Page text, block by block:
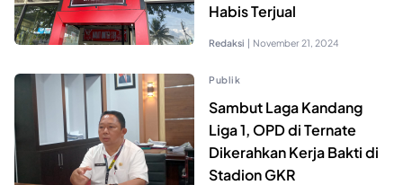
Habis Terjual
Redaksi | November 21, 2024
Publik
Sambut Laga Kandang
Liga 1, OPD di Ternate
Dikerahkan Kerja Bakti di
Stadion GKR